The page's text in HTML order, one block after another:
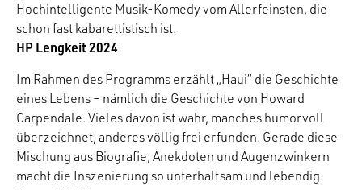
Hochintelligente Musik-Komedy vom Allerfeinsten, die
schon fast kabarettistisch ist.
HP Lengkeit 2024
Im Rahmen des Programms erzählt „Haui“ die Geschichte
eines Lebens – nämlich die Geschichte von Howard
Carpendale. Vieles davon ist wahr, manches humorvoll
überzeichnet, anderes völlig frei erfunden. Gerade diese
Mischung aus Biografie, Anekdoten und Augenzwinkern
macht die Inszenierung so unterhaltsam und lebendig.